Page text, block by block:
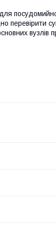
перевірити
вузлів